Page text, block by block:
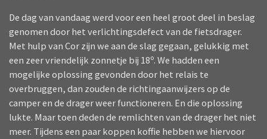
De dag van vandaag werd voor een heel groot deel in beslag
genomen door het verlichtingsdefect van de fietsdrager.
Met hulp van Cor zijn we aan de slag gegaan, gelukkig met
een zeer vriendelijk zonnetje bij 18º. We hadden een
mogelijke oplossing gevonden door het relais te
overbruggen, dan zouden de richtingaanwijzers op de
camper en de drager weer functioneren. En die oplossing
lukte. Maar toen deden de remlichten van de drager het niet
meer. Tijdens een paar koppen koffie hebben we hiervoor